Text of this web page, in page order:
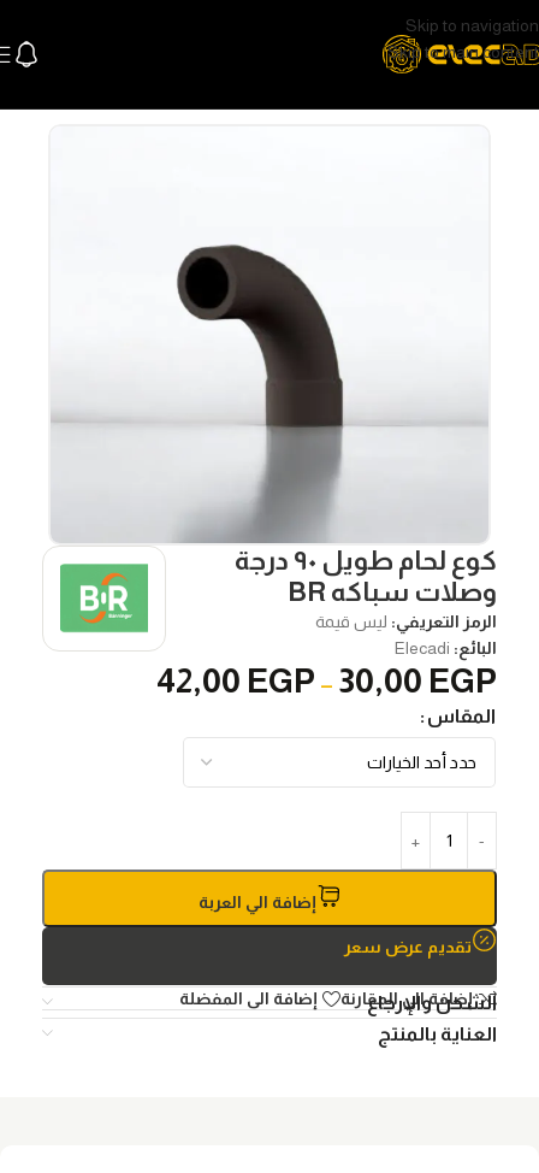
Skip to navigation
Skip to main content
كوع لحام طويل ٩٠ درجة
وصلات سباكه BR
الرمز التعريفي: ليس قيمة
البائع: Elecadi
30,00 EGP
–
42,00 EGP
المقاس
إضافة الي العربة
تقديم عرض سعر
إضافة الي المقارنة إضافة الى المفضلة
الشحن والإرجاع
العناية بالمنتج